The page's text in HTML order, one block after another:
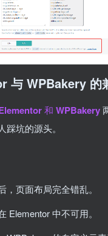
与 WPBakery 的
和 WPBakery
坑的源头。
，页面布局完全错乱。
Elementor 中不可用。